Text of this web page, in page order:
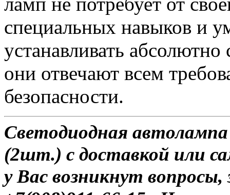
специальных навыков и
устанавливать
они отвечают всем
безопасности.
Светодиодная
(2шт.) с доставкой или
у Вас возникнут